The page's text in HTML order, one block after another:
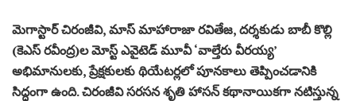
మెగాస్టార్ చిరంజీవి, మాస్ మాహారాజా రవితేజ, దర్శకుడు బాబీ కొల్లి
(కెఎస్ రవీంద్ర)ల మోస్ట్ ఎవైటెడ్ మూవీ ‘వాల్తేరు వీరయ్య’
అభిమానులకు, ప్రేక్షకులకు థియేటర్లలో పూనకాలు తెప్పించడానికి
సిద్ధంగా ఉంది. చిరంజీవి సరసన శృతి హాసన్ కథానాయికగా నటిస్తున్న